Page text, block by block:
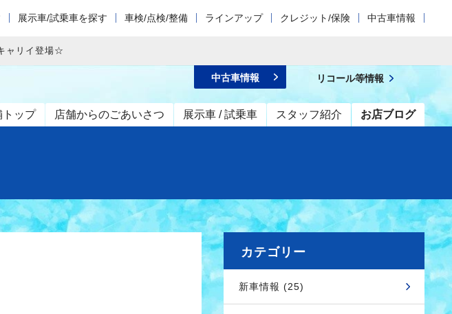
展示車/試乗車を探す 車検/点検/整備 ラインアップ クレジット/保険 中古車情報
ャリイ登場☆
トップ 店舗からのごあいさつ 展示車 / 試乗車 スタッフ紹介 お店ブログ
中古車情報 リコール等情報
カテゴリー
新車情報 (25)